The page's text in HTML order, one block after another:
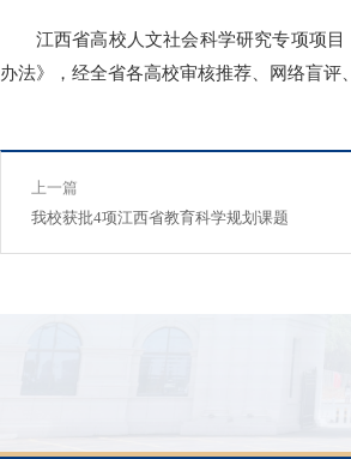
江西省高校人文社会科学研究专项项
办法》，经全省各高校审核推荐、网络盲评
上一篇
我校获批4项江西省教育科学规划课题